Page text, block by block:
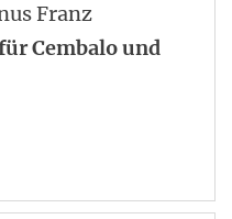
Franz
Cembalo und